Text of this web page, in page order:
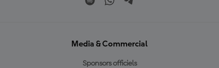
Media & Commercial
Sponsors officiels